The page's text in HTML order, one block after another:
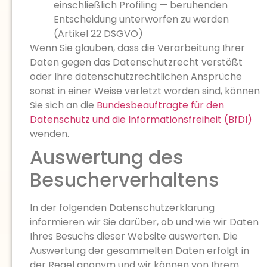
einschließlich Profiling — beruhenden
Entscheidung unterworfen zu werden
(Artikel 22 DSGVO)
Wenn Sie glauben, dass die Verarbeitung Ihrer
Daten gegen das Datenschutzrecht verstößt
oder Ihre datenschutzrechtlichen Ansprüche
sonst in einer Weise verletzt worden sind, können
Sie sich an die Bundesbeauftragte für den
Datenschutz und die Informationsfreiheit (BfDI)
wenden.
Auswertung des
Besucherverhaltens
In der folgenden Datenschutzerklärung
informieren wir Sie darüber, ob und wie wir Daten
Ihres Besuchs dieser Website auswerten. Die
Auswertung der gesammelten Daten erfolgt in